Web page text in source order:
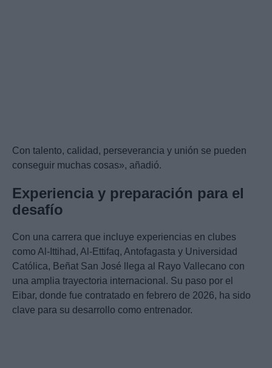
Con talento, calidad, perseverancia y unión se pueden
conseguir muchas cosas», añadió.
Experiencia y preparación para el
desafío
Con una carrera que incluye experiencias en clubes
como Al-Ittihad, Al-Ettifaq, Antofagasta y Universidad
Católica, Beñat San José llega al Rayo Vallecano con
una amplia trayectoria internacional. Su paso por el
Eibar, donde fue contratado en febrero de 2026, ha sido
clave para su desarrollo como entrenador.